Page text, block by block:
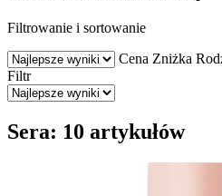
Filtrowanie i sortowanie
Cena Zniżka
Filtr
Sera: 10 artykułów